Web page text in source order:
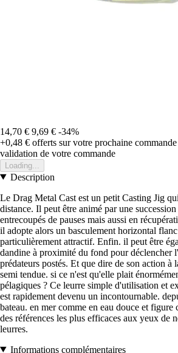
14,70 € 9,69 € -34%
+0,48 € offerts sur votre prochaine commande
validation de votre commande
Loading...
Description
Le Drag Metal Cast est un petit Casting Jig
distance. Il peut être animé par une
entrecoupés de pauses mais aussi en
il adopte alors un basculement horizontal
particulièrement attractif. Enfin. il peut être
dandine à proximité du fond pour déclencher
prédateurs postés. Et que dire de son action à
semi tendue. si ce n'est qu'elle plait
pélagiques ? Ce leurre simple d'utilisation et
est rapidement devenu un incontournable.
bateau. en mer comme en eau douce et
des références les plus efficaces aux yeux de
leurres.
Informations complémentaires